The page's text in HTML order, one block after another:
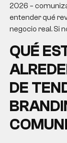
2026 –
entender qué
negocio real. Si
QUÉ
DE